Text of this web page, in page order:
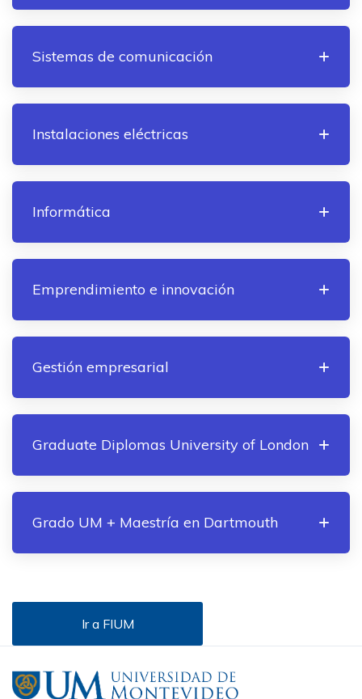
Sistemas de comunicación
Instalaciones eléctricas
Informática
Emprendimiento e innovación
Gestión empresarial
Graduate Diplomas University of London
Grado UM + Maestría en Dartmouth
Ir a FIUM